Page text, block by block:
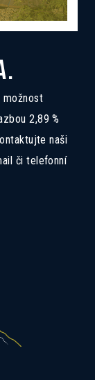
možnost
2,89 %
naši
či telefonní
3A
se
všemi